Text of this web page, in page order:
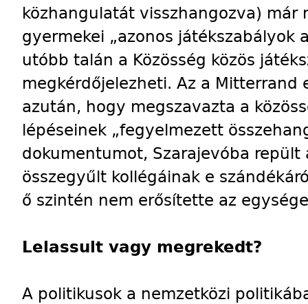
közhangulatát visszhangozva) már
gyermekei „azonos játékszabályok
utóbb talán a Közösség közös
megkérdőjelezheti. Az a Mitterrand
azután, hogy megszavazta a
lépéseinek „fegyelmezett
dokumentumot, Szarajevóba repült
összegyűlt kollégáinak e
ő szintén nem erősítette az
Lelassult vagy megrekedt?
A politikusok a nemzetközi